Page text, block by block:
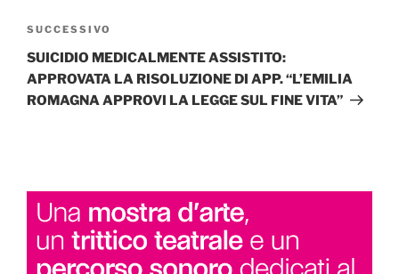
Articolo
successivo
SUCCESSIVO
SUICIDIO MEDICALMENTE ASSISTITO:
APPROVATA LA RISOLUZIONE DI APP. “L’EMILIA
ROMAGNA APPROVI LA LEGGE SUL FINE VITA”